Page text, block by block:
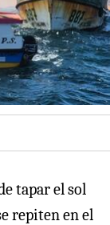
tapar el sol
repiten en el